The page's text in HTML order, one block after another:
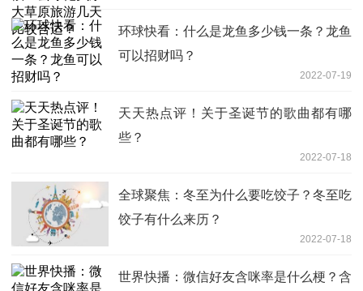
环球快看：什么是龙鱼多少钱一条？龙鱼
可以招财吗？
2022-07-19
天天热点评！关于圣诞节的歌曲都有哪
些？
2022-07-18
全球聚焦：冬至为什么要吃饺子？冬至吃
饺子有什么来历？
2022-07-18
世界快播：微信好友含咪率是什么梗？含